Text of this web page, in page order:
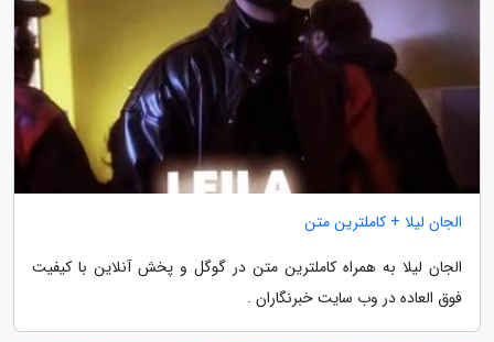
الجان لیلا + کاملترین متن
الجان لیلا به همراه کاملترین متن در گوگل و پخش آنلاین با کیفیت
فوق العاده در وب سایت خبرنگاران .